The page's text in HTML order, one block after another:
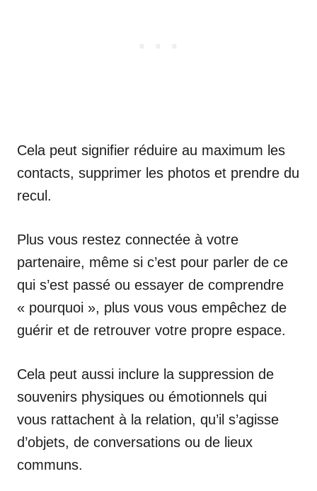
Cela peut signifier réduire au maximum les
contacts, supprimer les photos et prendre du
recul.
Plus vous restez connectée à votre
partenaire, même si c’est pour parler de ce
qui s’est passé ou essayer de comprendre
« pourquoi », plus vous vous empêchez de
guérir et de retrouver votre propre espace.
Cela peut aussi inclure la suppression de
souvenirs physiques ou émotionnels qui
vous rattachent à la relation, qu’il s’agisse
d’objets, de conversations ou de lieux
communs.